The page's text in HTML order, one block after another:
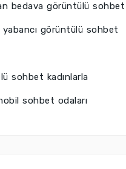
bedava görüntülü sohbet
yabancı görüntülü sohbet
sohbet kadınlarla
sohbet odaları